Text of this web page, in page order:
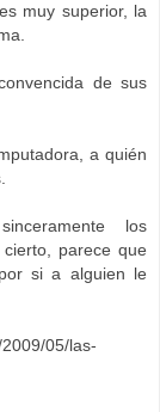
muy superior, la
de sus
a quién
los
parece que
si a alguien le
05/las-